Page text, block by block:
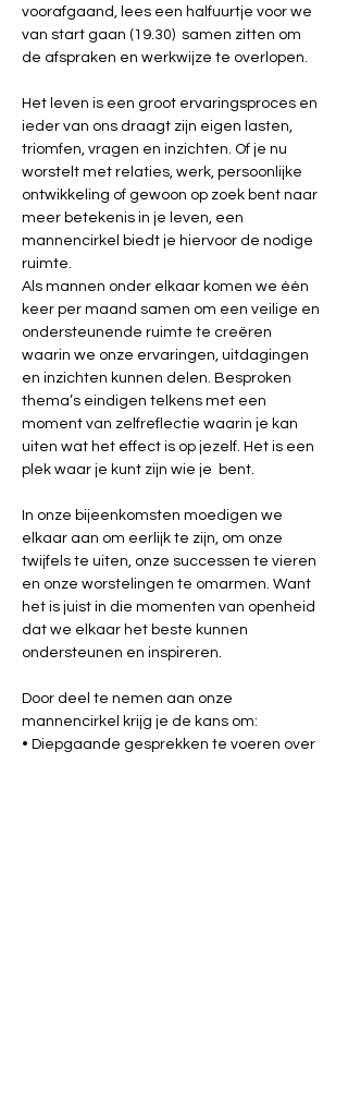
voorafgaand, lees een halfuurtje voor we
van start gaan (19.30)  samen zitten om
de afspraken en werkwijze te overlopen.
Het leven is een groot ervaringsproces en
ieder van ons draagt zijn eigen lasten,
triomfen, vragen en inzichten. Of je nu
worstelt met relaties, werk, persoonlijke
ontwikkeling of gewoon op zoek bent naar
meer betekenis in je leven, een
mannencirkel biedt je hiervoor de nodige
ruimte.
Als mannen onder elkaar komen we één
keer per maand samen om een veilige en
ondersteunende ruimte te creëren
waarin we onze ervaringen, uitdagingen
en inzichten kunnen delen. Besproken
thema’s eindigen telkens met een
moment van zelfreflectie waarin je kan
uiten wat het effect is op jezelf. Het is een
plek waar je kunt zijn wie je  bent.
In onze bijeenkomsten moedigen we
elkaar aan om eerlijk te zijn, om onze
twijfels te uiten, onze successen te vieren
en onze worstelingen te omarmen. Want
het is juist in die momenten van openheid
dat we elkaar het beste kunnen
ondersteunen en inspireren.
Door deel te nemen aan onze
mannencirkel krijg je de kans om:
• Diepgaande gesprekken te voeren over